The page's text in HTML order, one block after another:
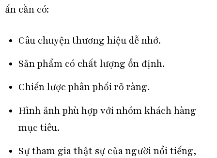
ấn cần có:
Câu chuyện thương hiệu dễ nhớ.
Sản phẩm có chất lượng ổn định.
Chiến lược phân phối rõ ràng.
Hình ảnh phù hợp với nhóm khách hàng
mục tiêu.
Sự tham gia thật sự của người nổi tiếng,